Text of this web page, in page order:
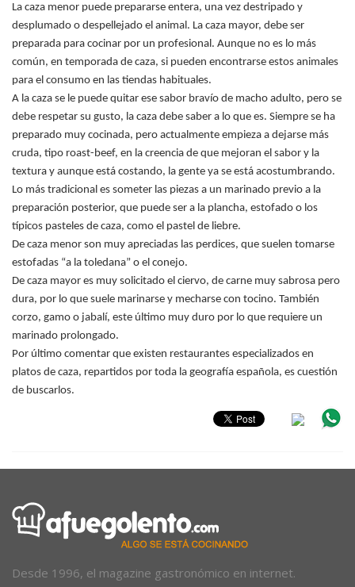
La caza menor puede prepararse entera, una vez destripado y
desplumado o despellejado el animal. La caza mayor, debe ser
preparada para cocinar por un profesional. Aunque no es lo más
común, en temporada de caza, si pueden encontrarse estos animales
para el consumo en las tiendas habituales.
A la caza se le puede quitar ese sabor bravío de macho adulto, pero se
debe respetar su gusto, la caza debe saber a lo que es. Siempre se ha
preparado muy cocinada, pero actualmente empieza a dejarse más
cruda, tipo roast-beef, en la creencia de que mejoran el sabor y la
textura y aunque está costando, la gente ya se está acostumbrando.
Lo más tradicional es someter las piezas a un marinado previo a la
preparación posterior, que puede ser a la plancha, estofado o los
típicos pasteles de caza, como el pastel de liebre.
De caza menor son muy apreciadas las perdices, que suelen tomarse
estofadas “a la toledana” o el conejo.
De caza mayor es muy solicitado el ciervo, de carne muy sabrosa pero
dura, por lo que suele marinarse y mecharse con tocino. También
corzo, gamo o jabalí, este último muy duro por lo que requiere un
marinado prolongado.
Por último comentar que existen restaurantes especializados en
platos de caza, repartidos por toda la geografía española, es cuestión
de buscarlos.
Desde 1996, el magazine gastronómico en internet.